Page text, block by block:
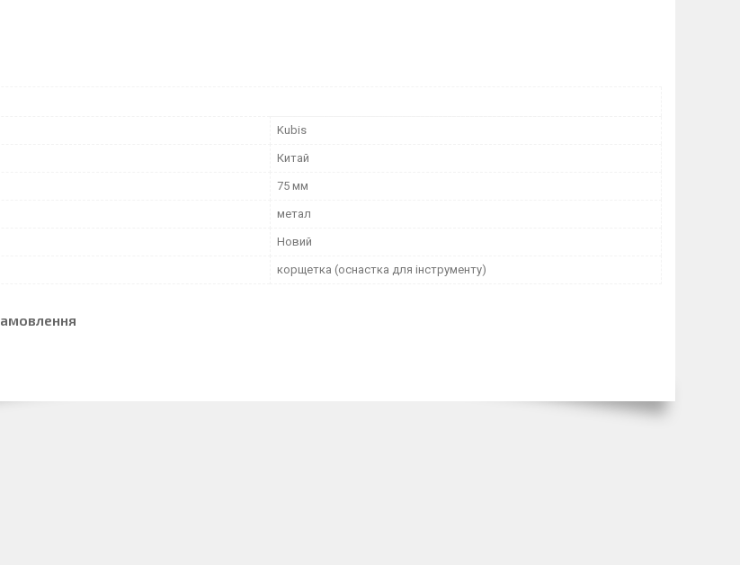
Kubis
Китай
75 мм
метал
Новий
корщетка (оснастка для інструменту)